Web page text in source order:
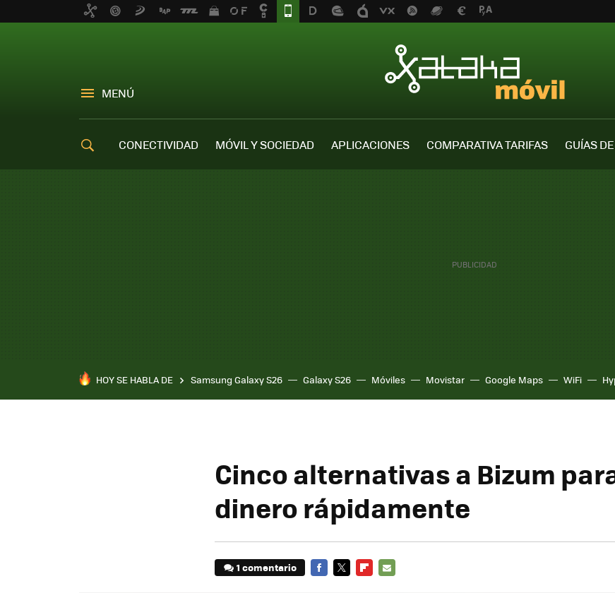
MENÚ
CONECTIVIDAD MÓVIL Y SOCIEDAD APLICACIONES COMPARATIVA TARIFAS
GUÍAS
HOY SE HABLA DE Samsung Galaxy S26 Galaxy S26 Móviles Movistar Google Maps WiFi
Cinco alternativas a Bizum
dinero rápidamente
1 comentario